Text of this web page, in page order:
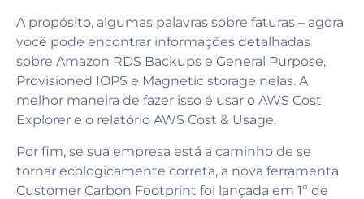
A propósito, algumas palavras sobre faturas – agora
você pode encontrar informações detalhadas
sobre Amazon RDS Backups e General Purpose,
Provisioned IOPS e Magnetic storage nelas. A
melhor maneira de fazer isso é usar o AWS Cost
Explorer e o relatório AWS Cost & Usage.
Por fim, se sua empresa está a caminho de se
tornar ecologicamente correta, a nova ferramenta
Customer Carbon Footprint foi lançada em 1º de